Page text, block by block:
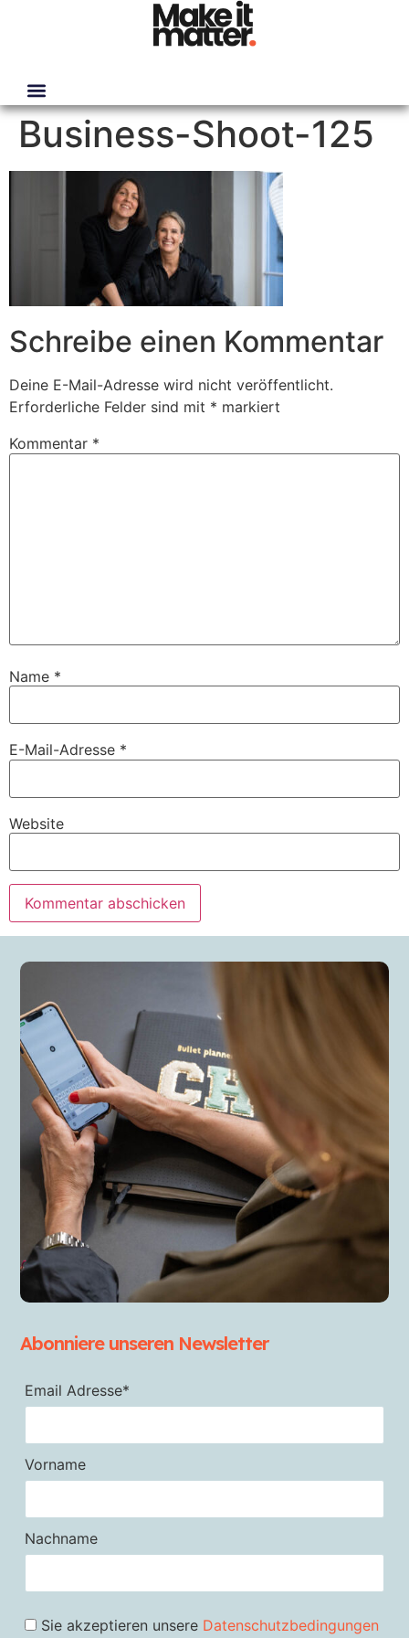
Business-Shoot-125
Schreibe einen Kommentar
Deine E-Mail-Adresse wird nicht veröffentlicht.
Erforderliche Felder sind mit * markiert
Kommentar *
Name *
E-Mail-Adresse *
Website
Abonniere unseren Newsletter
Email Adresse*
Vorname
Nachname
Sie akzeptieren unsere Datenschutzbedingungen